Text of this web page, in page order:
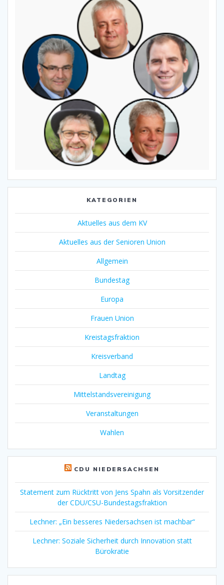
KATEGORIEN
Aktuelles aus dem KV
Aktuelles aus der Senioren Union
Allgemein
Bundestag
Europa
Frauen Union
Kreistagsfraktion
Kreisverband
Landtag
Mittelstandsvereinigung
Veranstaltungen
Wahlen
CDU NIEDERSACHSEN
Statement zum Rücktritt von Jens Spahn als Vorsitzender
der CDU/CSU-Bundestagsfraktion
Lechner: „Ein besseres Niedersachsen ist machbar“
Lechner: Soziale Sicherheit durch Innovation statt
Bürokratie